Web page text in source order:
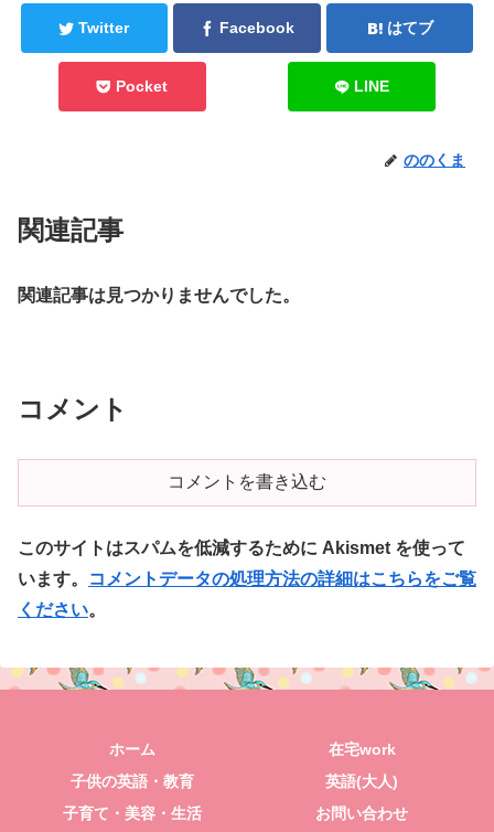
Twitter Facebook はてブ
Pocket LINE
ののくま
関連記事
関連記事は見つかりませんでした。
コメント
コメントを書き込む
このサイトはスパムを低減するために Akismet を使って
います。
コメントデータの処理方法の詳細はこちらをご覧
ください。
ホーム
在宅work
子供の英語・教育
英語(大人)
子育て・美容・生活
お問い合わせ